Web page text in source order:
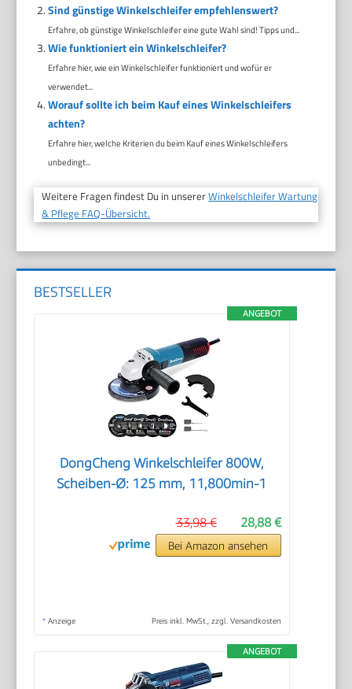
Sind günstige Winkelschleifer empfehlenswert?
Erfahre, ob günstige Winkelschleifer eine gute Wahl sind! Tipps und...
Wie funktioniert ein Winkelschleifer?
Erfahre hier, wie ein Winkelschleifer funktioniert und wofür er
verwendet...
Worauf sollte ich beim Kauf eines Winkelschleifers
achten?
Erfahre hier, welche Kriterien du beim Kauf eines Winkelschleifers
unbedingt...
Weitere Fragen findest Du in unsererWinkelschleifer Wartung
& Pflege FAQ-Übersicht.
BESTSELLER
ANGEBOT
DongCheng Winkelschleifer 800W,
Scheiben-Ø: 125 mm, 11,800min-1
28,88 €
33,98 €
Bei Amazon ansehen
* Anzeige Preis inkl. MwSt., zzgl. Versandkosten
ANGEBOT